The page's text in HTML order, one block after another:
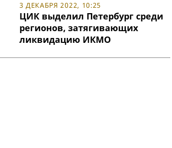
3 ДЕКАБРЯ 2022, 10:25
ЦИК выделил Петербург среди
регионов, затягивающих
ликвидацию ИКМО